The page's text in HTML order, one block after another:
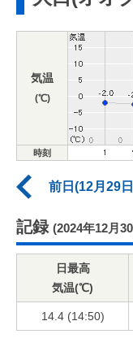
気温
(℃)
時刻
前日(12月29
記録 (2024年12月
日最高
気温(℃)
14.4 (14:50)